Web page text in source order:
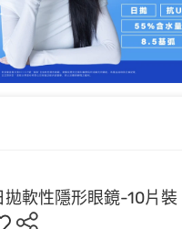
軟性隱形眼鏡-10片裝